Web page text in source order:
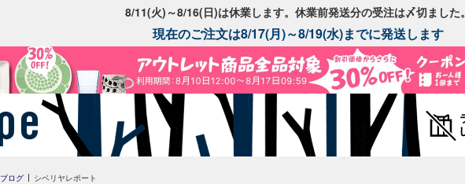
8/11(火)～8/16(日)は休業します。休業前発送分の受注は〆切ました。
現在のご注文は8/17(月)～8/19(水)までに発送します
ブログ シベリヤレポート